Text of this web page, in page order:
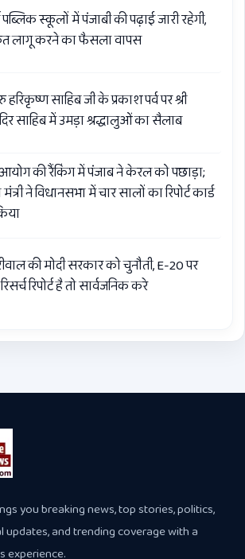
पब्लिक स्कूलों में पंजाबी की पढ़ाई जारी रहेगी,
लागू करने का फैसला वापस
हरिकृष्ण साहिब जी के प्रकाश पर्व पर श्री
साहिब में उमड़ा श्रद्धालुओं का सैलाब
आयोग की रैंकिंग में पंजाब ने केरल को पछाड़ा;
मंत्री ने विधानसभा में चार सालों का रिपोर्ट कार्ड
की मोदी सरकार को चुनौती, E-20 पर
रिपोर्ट है तो सार्वजनिक करे
you breaking news, top stories, politics,
updates, and trending coverage with a
experience.